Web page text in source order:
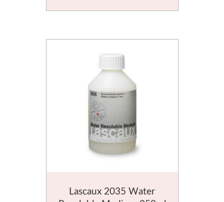
Winsor & Newton
Barvy
Tuše
Média
Zlatá loď
Lascaux 2035 Water